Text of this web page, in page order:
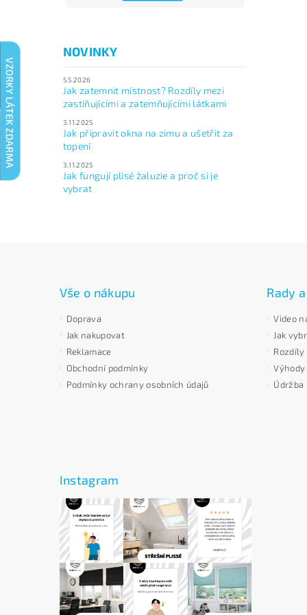
NOVINKY
5.5.2026
Jak zatemnit místnost? Rozdíly mezi
zastiňujícími a zatemňujícími látkami
3.11.2025
Jak připravit okna na zimu a ušetřit za
topení
3.11.2025
Jak fungují plisé žaluzie a proč si je
vybrat
Vše o nákupu
Doprava
Jak nakupovat
Reklamace
Obchodní podmínky
Podmínky ochrany osobních údajů
Rady
Video
Jak
Rozdíly
Instagram